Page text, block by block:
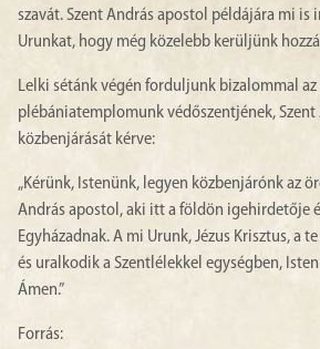
szavát. Szent András apostol példájára mi is
Urunkat, hogy még közelebb kerüljünk
Lelki sétánk végén forduljunk bizalommal az
plébániatemplomunk védőszentjének, Szent
közbenjárását kérve:
„Kérünk, Istenünk, legyen közbenjárónk az
András apostol, aki itt a földön igehirdetője
Egyházadnak. A mi Urunk, Jézus Krisztus, a
és uralkodik a Szentlélekkel egységben,
Ámen.”
Forrás: